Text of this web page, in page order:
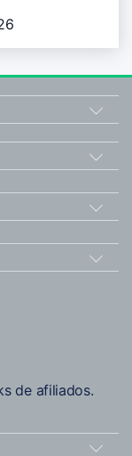
de afiliados.